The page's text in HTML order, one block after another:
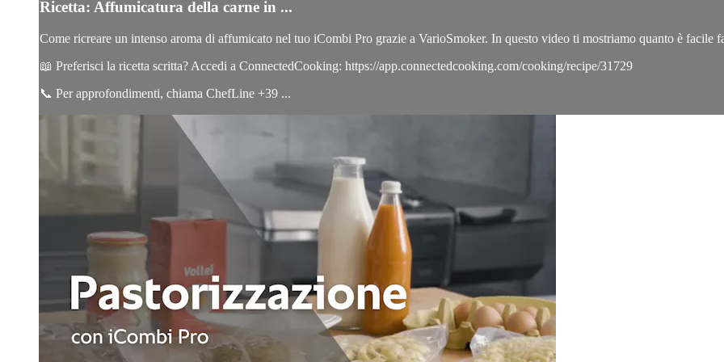
Ricetta: Affumicatura della carne in ...
Come ricreare un intenso aroma di affumicato nel tuo iCombi Pro grazie a VarioSmoker. In questo video ti mostriamo quanto è facile
📖 Preferisci la ricetta scritta? Accedi a ConnectedCooking: https://app.connectedcooking.com/cooking/recipe/31729
📞 Per approfondimenti, chiama ChefLine +39 ...